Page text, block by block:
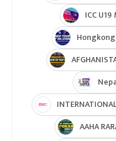
ICC
AAHA